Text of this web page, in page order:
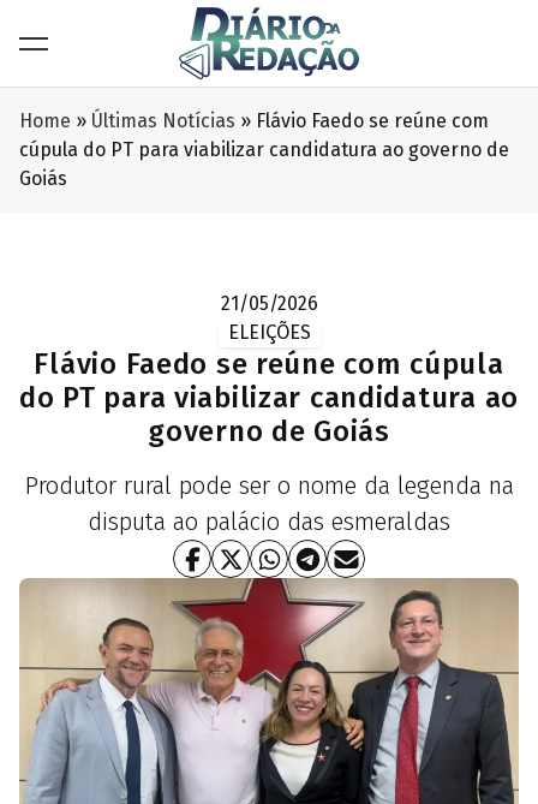
Home » Últimas Notícias » Flávio Faedo se reúne com
cúpula do PT para viabilizar candidatura ao governo de
Goiás
21/05/2026
ELEIÇÕES
Flávio Faedo se reúne com cúpula
do PT para viabilizar candidatura ao
governo de Goiás
Produtor rural pode ser o nome da legenda na
disputa ao palácio das esmeraldas